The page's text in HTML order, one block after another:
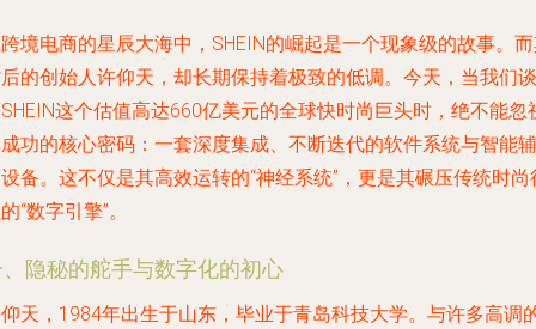
境电商的星辰大海中，SHEIN的崛起是一个现象级的故事。
的创始人许仰天，却长期保持着极致的低调。今天，当我们谈
这个估值高达660亿美元的全球快时尚巨头时，绝不能忽
功的核心密码：一套深度集成、不断迭代的软件系统与智能辅
备。这不仅是其高效运转的“神经系统”，更是其碾压传统时尚
“数字引擎”。
隐秘的舵手与数字化的初心
天，1984年出生于山东，毕业于青岛科技大学。与许多高调